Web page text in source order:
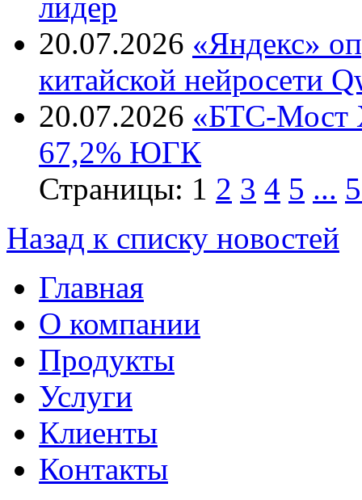
лидер
20.07.2026 «Яндекс»
китайской нейросети
20.07.2026 «БТС-Мост
67,2% ЮГК
Страницы: 1 2 3 4 5 ...
Назад к списку новостей
Главная
О компании
Продукты
Услуги
Клиенты
Контакты